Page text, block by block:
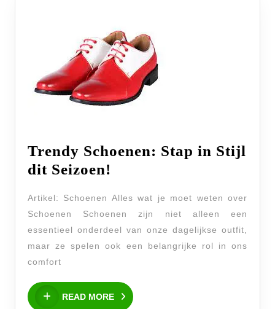
Trendy Schoenen: Stap in Stijl
dit Seizoen!
Stap
in
Stijl
Seizoen!
Artikel: Schoenen Alles wat je moet weten over
Schoenen Schoenen zijn niet alleen een
essentieel onderdeel van onze dagelijkse outfit,
maar ze spelen ook een belangrijke rol in ons
comfort
READ MORE
READ
MORE